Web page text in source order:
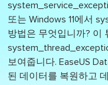
또는 Windows 11에서
방법은 무엇입니까? 이
보여줍니다. EaseUS
된 데이터를 복원하고